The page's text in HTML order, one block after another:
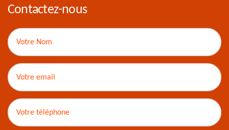
Contactez-nous